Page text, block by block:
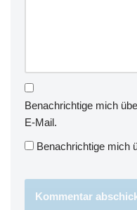
Benachrichtige mich
E-Mail.
Benachrichtige mich